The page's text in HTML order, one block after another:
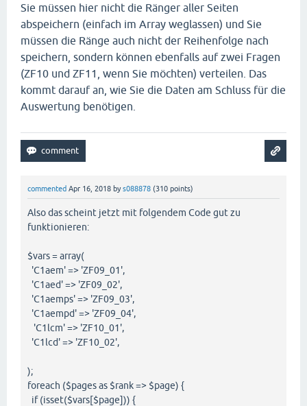
Sie müssen hier nicht die Ränger aller Seiten
abspeichern (einfach im Array weglassen) und Sie
müssen die Ränge auch nicht der Reihenfolge nach
speichern, sondern können ebenfalls auf zwei Fragen
(ZF10 und ZF11, wenn Sie möchten) verteilen. Das
kommt darauf an, wie Sie die Daten am Schluss für die
Auswertung benötigen.
commented Apr 16, 2018 bys088878 (310 points)
Also das scheint jetzt mit folgendem Code gut zu
funktionieren:
$vars = array(
'C1aem' => 'ZF09_01',
'C1aed' => 'ZF09_02',
'C1aemps' => 'ZF09_03',
'C1aempd' => 'ZF09_04',
'C1lcm' => 'ZF10_01',
'C1lcd' => 'ZF10_02',
);
foreach ($pages as $rank => $page) {
if (isset($vars[$page])) {